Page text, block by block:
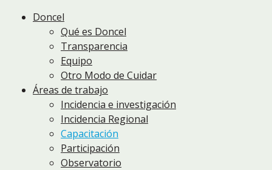
Doncel
Qué es Doncel
Transparencia
Equipo
Otro Modo de Cuidar
Áreas de trabajo
Incidencia e investigación
Incidencia Regional
Capacitación
Participación
Observatorio